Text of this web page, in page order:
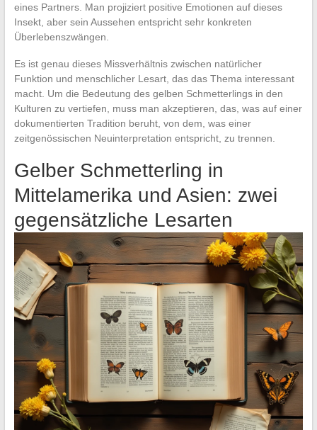
eines Partners. Man projiziert positive Emotionen auf dieses
Insekt, aber sein Aussehen entspricht sehr konkreten
Überlebenszwängen.
Es ist genau dieses Missverhältnis zwischen natürlicher
Funktion und menschlicher Lesart, das das Thema interessant
macht. Um die Bedeutung des gelben Schmetterlings in den
Kulturen zu vertiefen, muss man akzeptieren, das, was auf einer
dokumentierten Tradition beruht, von dem, was einer
zeitgenössischen Neuinterpretation entspricht, zu trennen.
Gelber Schmetterling in
Mittelamerika und Asien: zwei
gegensätzliche Lesarten